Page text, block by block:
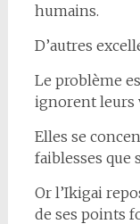
humains.
D’autres
Le problème
ignorent leurs
Elles se
faiblesses que
Or l’Ikigai
de ses points